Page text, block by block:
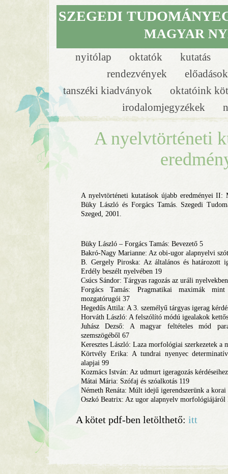
nyitólap oktatók
kutatás
rendezvények
tanszéki kiadványok
oktatóink
irodalomjegyzékek
SZEGEDI
MAGYAR
A nyelvtörténeti
A nyelvtörténeti kutatások újabb eredményei II:
Büky László és Forgács Tamás. Szegedi
Szeged, 2001.
Büky László – Forgács Tamás: Bevezető 5
Bakró-Nagy Marianne: Az obi-ugor alapnyelvi
B. Gergely Piroska: Az általános és határozott
Erdély beszélt nyelvében 19
Csúcs Sándor: Tárgyas ragozás az uráli
Forgács Tamás: Pragmatikai maximák
mozgatórugói 37
Hegedűs Attila: A 3. személyű tárgyas igerag
Horváth László: A felszólító módú igealakok
Juhász Dezső: A magyar feltételes mód
szemszögéből 67
Keresztes László: Laza morfológiai szerkezetek a
Körtvély Erika: A tundrai nyenyec
alapjai 99
Kozmács István: Az udmurt igeragozás
Mátai Mária: Szófaj és szóalkotás 119
Németh Renáta: Múlt idejű igerendszerünk a
Oszkó Beatrix: Az ugor alapnyelv morfológiájáról
A kötet pdf-ben letölthető: itt